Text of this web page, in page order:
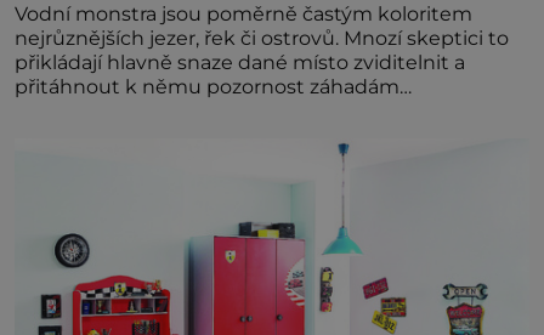
Vodní monstra jsou poměrně častým koloritem
nejrůznějších jezer, řek či ostrovů. Mnozí skeptici to
přikládají hlavně snaze dané místo zviditelnit a
přitáhnout k němu pozornost záhadám